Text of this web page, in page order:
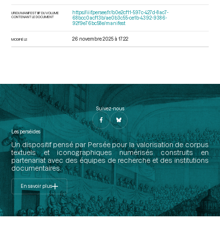
URI DU MANIFEST IIIF DU VOLUME
CONTENANT LE DOCUMENT
https://iiif.persee.fr/b0e2cf11-597c-427d-8ac7-
68bcc0acf13b/ae0b3c55-ce1b-4392-9386-
92f9e76bc58e/manifest
MODIFIÉ LE 26 novembre 2025 à 17:22
Suivez-nous
Les perséides
Un dispositif pensé par Persée pour la valorisation de corpus
textuels et iconographiques numérisés construits en
partenariat avec des équipes de recherche et des institutions
documentaires.
En savoir plus